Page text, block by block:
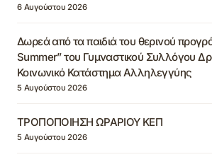
6 Αυγούστου 2026
Δωρεά από τα παιδιά του θερινού
Summer” του Γυμναστικού Συλλόγου
Κοινωνικό Κατάστημα Αλληλεγγύης
5 Αυγούστου 2026
ΤΡΟΠΟΠΟΙΗΣΗ ΩΡΑΡΙΟΥ ΚΕΠ
5 Αυγούστου 2026